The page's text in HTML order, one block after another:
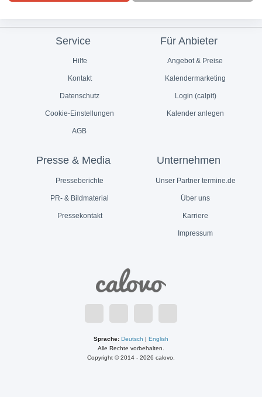
Service
Hilfe
Kontakt
Datenschutz
Cookie-Einstellungen
AGB
Für Anbieter
Angebot & Preise
Kalendermarketing
Login (calpit)
Kalender anlegen
Presse & Media
Presseberichte
PR- & Bildmaterial
Pressekontakt
Unternehmen
Unser Partner termine.de
Über uns
Karriere
Impressum
Sprache: Deutsch | English
Alle Rechte vorbehalten.
Copyright © 2014 - 2026 calovo.